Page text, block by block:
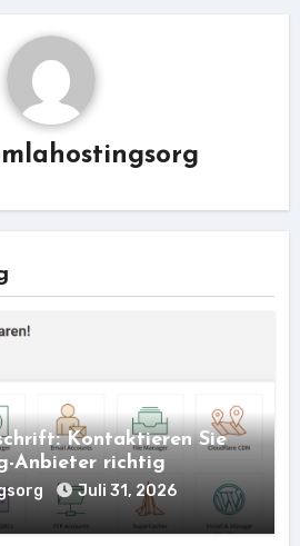
Kontaktieren Sie
Anbieter richtig
Juli 31, 2026